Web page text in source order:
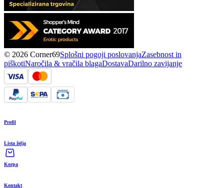
© 2026 Corner69Splošni pogoji poslovanjaZasebnost in
piškotiNaročila & vračila blagaDostavaDarilno zavijanje
Profil
Lista želja
Korpa
Kontakt